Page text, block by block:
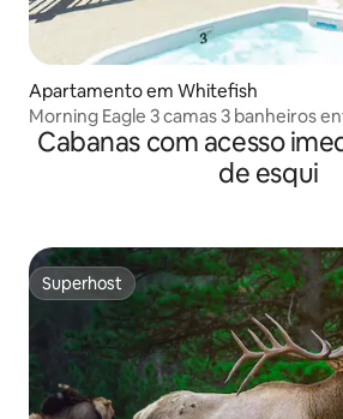
Apartamento em Whitefish
Morning Eagle 3 camas 3 banheiros
esquis
Cabanas com acesso
de esqui
Superhost
Superhost